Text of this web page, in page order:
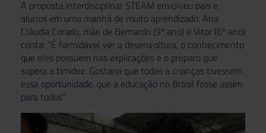
A proposta interdisciplinar STEAM envolveu pais e
alunos em uma manhã de muito aprendizado. Ana
Cláudia Corado, mãe de Bernardo (9º ano) e Vitor (6º ano)
conta: “É formidável ver a desenvoltura, o conhecimento
que eles possuem nas explicações e o preparo que
supera a timidez. Gostaria que todas a crianças tivessem
essa oportunidade, que a educação no Brasil fosse assim
para todos”